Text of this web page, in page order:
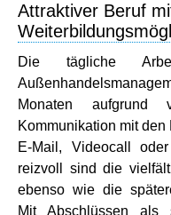
Attraktiver Beruf
Die tägliche
Monaten aufgrund
Kommunikation mit
E-Mail, Videocall
reizvoll sind die
ebenso wie die
Mit Abschlüssen als